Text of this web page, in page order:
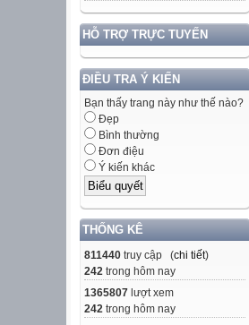
HỖ TRỢ TRỰC TUYẾN
ĐIỀU TRA Ý KIẾN
Bạn thấy trang này như thế nào?
Đẹp
Bình thường
Đơn điệu
Ý kiến khác
THỐNG KÊ
811440 truy cập (chi tiết)
242 trong hôm nay
1365807 lượt xem
242 trong hôm nay